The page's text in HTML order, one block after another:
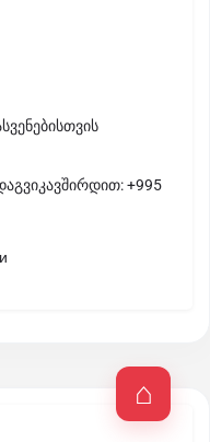
+995